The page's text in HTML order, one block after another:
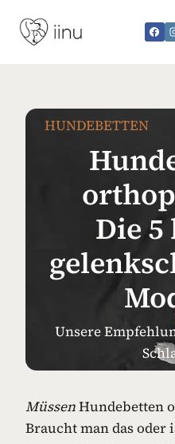
Inhalt
springen
HUNDEBETTEN
Die 5
Unsere
MüssenHundebetten
Braucht man das oder